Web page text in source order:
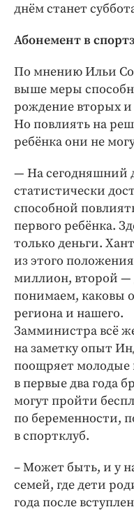
днём станет
Абонемент в
По мнению Ильи
выше меры
рождение вторых и
Но повлиять на
ребёнка они не
— На сегодняшний
статистически
способной
первого ребёнка.
только деньги.
из этого
миллион, второй —
понимаем, каковы
региона и нашего.
Замминистра всё
на заметку опыт
поощряет молодые
в первые два года
могут пройти
по беременности,
в спортклуб.
– Может быть, и у
семей, где дети
года после